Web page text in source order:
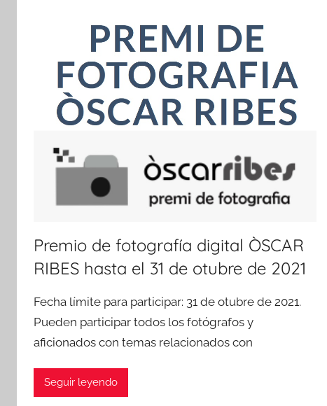
Premio de fotografía digital ÒSCAR
RIBES hasta el 31 de otubre de 2021
Fecha límite para participar: 31 de otubre de 2021.
Pueden participar todos los fotógrafos y
aficionados con temas relacionados con
Seguir leyendo